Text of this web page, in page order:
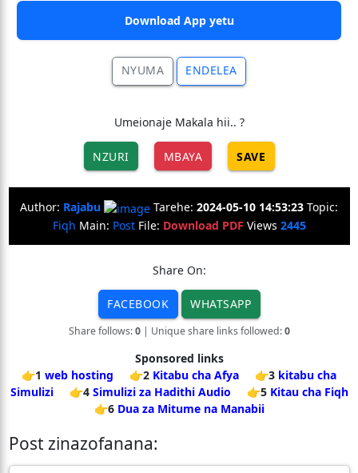
Download App yetu
NYUMA ENDELEA
Umeionaje Makala hii.. ?
NZURI MBAYA SAVE
Author: Rajabu Tarehe: 2024-05-10 14:53:23 Topic:
Fiqh Main: PostFile: Download PDF Views 2445
Share On:
FACEBOOK WHATSAPP
Share follows:0| Unique share links followed:0
Sponsored links
👉1 web hosting 👉2 Kitabu cha Afya 👉3 kitabu cha
Simulizi
👉4 Simulizi za Hadithi Audio 👉5 Kitau cha Fiqh
👉6 Dua za Mitume na Manabii
Post zinazofanana: